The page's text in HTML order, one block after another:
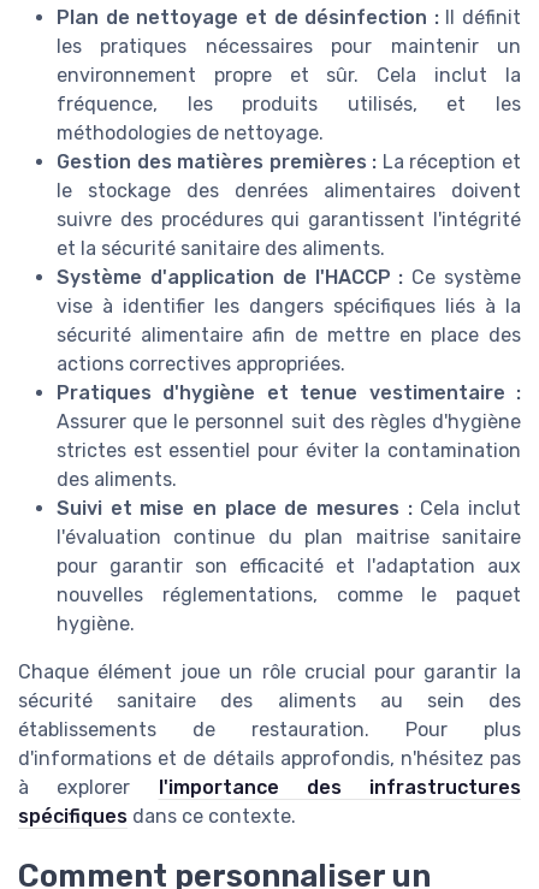
Plan de nettoyage et de désinfection :Il définit
les pratiques nécessaires pour maintenir un
environnement propre et sûr. Cela inclut la
fréquence, les produits utilisés, et les
méthodologies de nettoyage.
Gestion des matières premières : La réception et
le stockage des denrées alimentaires doivent
suivre des procédures qui garantissent l'intégrité
et la sécurité sanitaire des aliments.
Système d'application de l'HACCP : Ce système
vise à identifier les dangers spécifiques liés à la
sécurité alimentaire afin de mettre en place des
actions correctives appropriées.
Pratiques d'hygiène et tenue vestimentaire :
Assurer que le personnel suit des règles d'hygiène
strictes est essentiel pour éviter la contamination
des aliments.
Suivi et mise en place de mesures :Cela inclut
l'évaluation continue du plan maitrise sanitaire
pour garantir son efficacité et l'adaptation aux
nouvelles réglementations, comme le paquet
hygiène.
Chaque élément joue un rôle crucial pour garantir la
sécurité sanitaire des aliments au sein des
établissements de restauration. Pour plus
d'informations et de détails approfondis, n'hésitez pas
à explorer l'importance des infrastructures
spécifiques dans ce contexte.
Comment personnaliser un